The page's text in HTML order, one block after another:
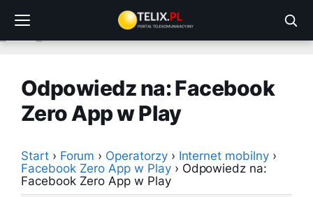
treści
Odpowiedz na: Facebook
Zero App w Play
Start › Forum › Operatorzy › Internet mobilny ›
Facebook Zero App w Play › Odpowiedz na:
Facebook Zero App w Play